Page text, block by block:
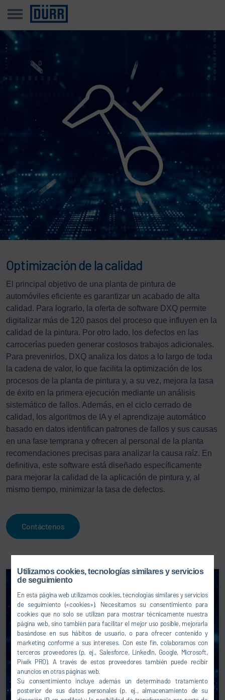
Utilizamos cookies, tecnologías similares y servicios
de seguimiento
En esta página web utilizamos cookies, tecnologías similares y servicios
de seguimiento («cookies»). Necesitamos su consentimiento para
cookies que no solo se utilizan para mostrar técnicamente nuestra
página web, sino también para facilitar el mejor uso posible, mejorarla
basándose en sus hábitos de usuario, o para ofrecer contenido y
marketing conforme a sus intereses. Con este fin, colaboramos con
terceros proveedores (p. ej., Salesforce, LinkedIn, Google, Microsoft,
Piwik PRO). A través de estos proveedores también puede recibir
anuncios en otras páginas web.
Su consentimiento incluye además un determinado tratamiento
posterior de sus datos personales (p. ej., almacenamiento de su
Optimización de la calidad
El principal objetivo de una planta de pintura de
automóviles eficiente es garantizar un acabado de alta
calidad. Para lograrlo, la oferta de software DXQ permite
digitalizar más de 120 pasos del proceso que influyen en la
calidad de la pintura. Por otro lado, los defectos en las
carrocerías pueden generar costosos trabajos adicionales.
Para prevenirlos, DXQ analiza los datos a lo largo de toda
la cadena de valor, lo que facilita la optimización de los
procesos de la planta de pintura y, a su vez, mejora la tasa
de éxito en la primera ejecución mediante un análisis
sistemático de fallos. Además, en el ciclo cerrado de
calidad, los algoritmos de IA y el aprendizaje automático
basado en datos identifican patrones de fallos y sus causas
en una fase temprana y ofrecen al personal de la planta
recomendaciones precisas para analizar la causa raíz. En
definitiva, este software está diseñado específicamente
para mejorar la calidad de la aplicación de pintura y, al
mismo tiempo, minimizar la tasa de defectos.
Contáctenos